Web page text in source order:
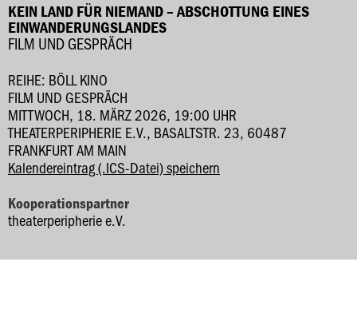
KEIN LAND FÜR NIEMAND – ABSCHOTTUNG EINES
EINWANDERUNGSLANDES
FILM UND GESPRÄCH
REIHE: BÖLL KINO
FILM UND GESPRÄCH
MITTWOCH, 18. MÄRZ 2026, 19:00 UHR
THEATERPERIPHERIE E.V., BASALTSTR. 23, 60487
FRANKFURT AM MAIN
Kalendereintrag (.ICS-Datei) speichern
Kooperationspartner
theaterperipherie e.V.